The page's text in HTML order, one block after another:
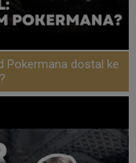
Pokermana dostal ke